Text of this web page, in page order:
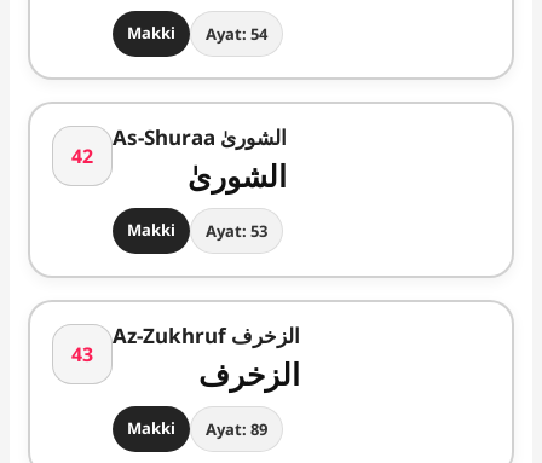
Makki Ayat: 54
42
As-Shuraa الشوریٰ
الشوریٰ
Makki Ayat: 53
43
Az-Zukhruf الزخرف
الزخرف
Makki Ayat: 89